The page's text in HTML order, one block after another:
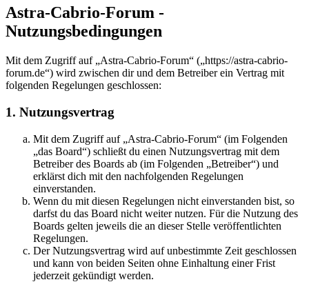
Astra-Cabrio-Forum -
Nutzungsbedingungen
Mit dem Zugriff auf „Astra-Cabrio-Forum“ („https://astra-cabrio-
forum.de“) wird zwischen dir und dem Betreiber ein Vertrag mit
folgenden Regelungen geschlossen:
1. Nutzungsvertrag
Mit dem Zugriff auf „Astra-Cabrio-Forum“ (im Folgenden
„das Board“) schließt du einen Nutzungsvertrag mit dem
Betreiber des Boards ab (im Folgenden „Betreiber“) und
erklärst dich mit den nachfolgenden Regelungen
einverstanden.
Wenn du mit diesen Regelungen nicht einverstanden bist, so
darfst du das Board nicht weiter nutzen. Für die Nutzung des
Boards gelten jeweils die an dieser Stelle veröffentlichten
Regelungen.
Der Nutzungsvertrag wird auf unbestimmte Zeit geschlossen
und kann von beiden Seiten ohne Einhaltung einer Frist
jederzeit gekündigt werden.